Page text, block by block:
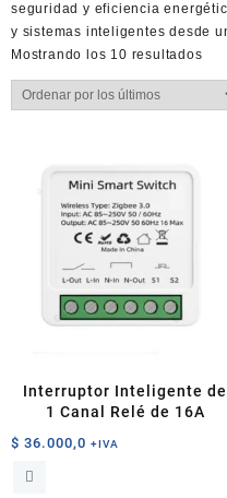
seguridad y eficiencia
y sistemas inteligentes desde
Mostrando los 10 resultados
por
Interruptor Inteligente de
1 Canal Relé de 16A
$ 36.000,0 +IVA